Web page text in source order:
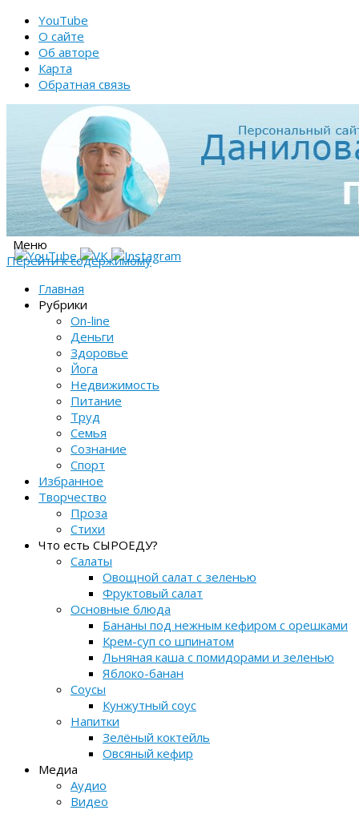
YouTube
О сайте
Об авторе
Карта
Обратная связь
Меню
Перейти к содержимому
Главная
Рубрики
On-line
Деньги
Здоровье
Йога
Недвижимость
Питание
Труд
Семья
Сознание
Спорт
Избранное
Творчество
Проза
Стихи
Что есть СЫРОЕДУ?
Салаты
Овощной салат с зеленью
Фруктовый салат
Основные блюда
Бананы под нежным кефиром с орешками
Крем-суп со шпинатом
Льняная каша с помидорами и зеленью
Яблоко-банан
Соусы
Кунжутный соус
Напитки
Зелёный коктейль
Овсяный кефир
Медиа
Аудио
Видео